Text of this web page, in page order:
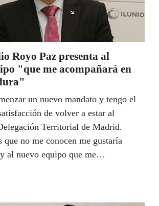
Royo Paz presenta al
"que me acompañará en
un nuevo mandato y tengo el
de volver a estar al
Territorial de Madrid.
que no me conocen me gustaría
al nuevo equipo que me